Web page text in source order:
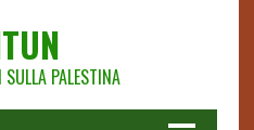
PALESTINA